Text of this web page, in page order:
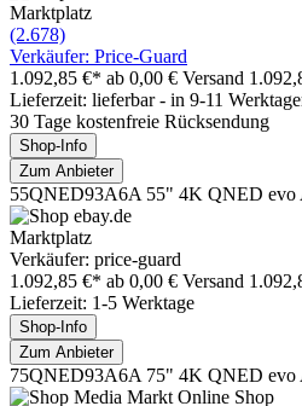
Marktplatz
(2.678)
Verkäufer: Price-Guard
1.092,85 €* ab 0,00 € Versand
Lieferzeit: lieferbar - in 9-11
30 Tage kostenfreie Rücksendung
Shop-Info
Zum Anbieter
55QNED93A6A 55" 4K QNED evo
Marktplatz
Verkäufer: price-guard
1.092,85 €* ab 0,00 € Versand
Lieferzeit: 1-5 Werktage
Shop-Info
Zum Anbieter
75QNED93A6A 75" 4K QNED evo